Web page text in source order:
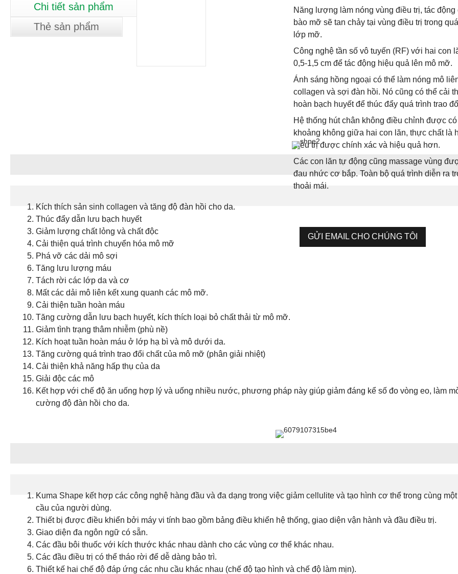
Năng lượng làm nóng vùng điều trị, tác
bào mỡ sẽ tan chảy tại vùng điều trị trong
lớp mỡ.
Công nghệ tần số vô tuyến (RF) với hai con
0,5-1,5 cm để tác động hiệu quả lên mô mỡ.
Ánh sáng hồng ngoại có thể làm nóng mô
collagen và sợi đàn hồi. Nó cũng có thể cải
hoàn bạch huyết để thúc đẩy quá trình trao
Hệ thống hút chân không điều chỉnh được
khoảng không giữa hai con lăn, thực chất là
điều trị được chính xác và hiệu quả hơn.
Các con lăn tự động cũng massage vùng
đau nhức cơ bắp. Toàn bộ quá trình diễn ra
thoải mái.
GỬI EMAIL CHO CHÚNG TÔI
Chi tiết sản phẩm
Thẻ sản phẩm
Kích thích sản sinh collagen và tăng độ đàn hồi cho da.
Thúc đẩy dẫn lưu bạch huyết
Giảm lượng chất lỏng và chất độc
Cải thiện quá trình chuyển hóa mô mỡ
Phá vỡ các dải mô sợi
Tăng lưu lượng máu
Tách rời các lớp da và cơ
Mất các dải mô liên kết xung quanh các mô mỡ.
Cải thiện tuần hoàn máu
Tăng cường dẫn lưu bạch huyết, kích thích loại bỏ chất thải từ mô mỡ.
Giảm tình trạng thâm nhiễm (phù nề)
Kích hoạt tuần hoàn máu ở lớp hạ bì và mô dưới da.
Tăng cường quá trình trao đổi chất của mô mỡ (phân giải nhiệt)
Cải thiện khả năng hấp thụ của da
Giải độc các mô
Kết hợp với chế độ ăn uống hợp lý và uống nhiều nước, phương pháp này giúp giảm đáng kể số đo vòng eo, làm
cường độ đàn hồi cho da.
Kuma Shape kết hợp các công nghệ hàng đầu và đa dạng trong việc giảm cellulite và tạo hình cơ thể trong cùng
cầu của người dùng.
Thiết bị được điều khiển bởi máy vi tính bao gồm bảng điều khiển hệ thống, giao diện vận hành và đầu điều trị.
Giao diện đa ngôn ngữ có sẵn.
Các đầu bôi thuốc với kích thước khác nhau dành cho các vùng cơ thể khác nhau.
Các đầu điều trị có thể tháo rời để dễ dàng bảo trì.
Thiết kế hai chế độ đáp ứng các nhu cầu khác nhau (chế độ tạo hình và chế độ làm mịn).